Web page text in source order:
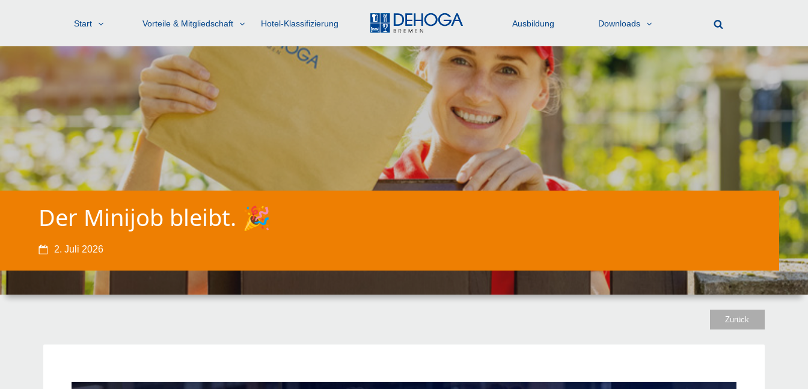
Start Vorteile & Mitgliedschaft Hotel-Klassifizierung Ausbildung Downloads
Der Minijob bleibt. 🎉
2. Juli 2026
Zurück